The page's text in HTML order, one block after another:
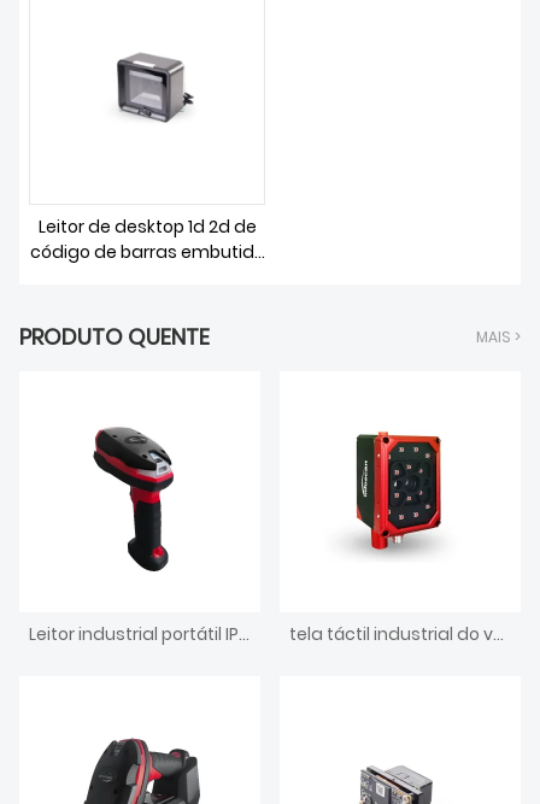
Leitor de desktop 1d 2d de
código de barras embutido
PRODUTO QUENTE MAIS >
Leitor industrial portátil IP67 do código de barras com fio do leitor DPM tela táctil industrial do varredor do código de barras da montagem fixa 2MP